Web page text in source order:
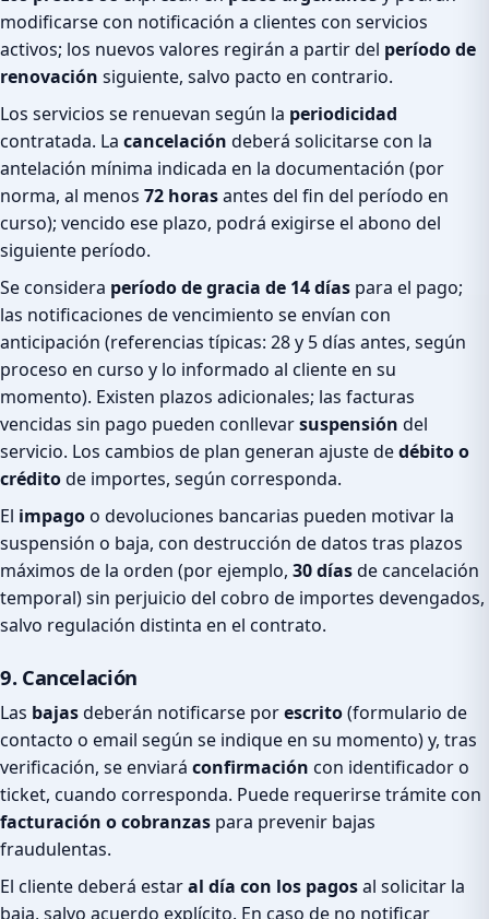
modificarse con notificación a clientes con servicios
activos; los nuevos valores regirán a partir del período de
renovación siguiente, salvo pacto en contrario.
Los servicios se renuevan según la periodicidad
contratada. La cancelación deberá solicitarse con la
antelación mínima indicada en la documentación (por
norma, al menos 72 horasantes del fin del período en
curso); vencido ese plazo, podrá exigirse el abono del
siguiente período.
Se considera período de gracia de 14 días para el pago;
las notificaciones de vencimiento se envían con
anticipación (referencias típicas: 28 y 5 días antes, según
proceso en curso y lo informado al cliente en su
momento). Existen plazos adicionales; las facturas
vencidas sin pago pueden conllevarsuspensión del
servicio. Los cambios de plan generan ajuste dedébito o
créditode importes, según corresponda.
El impagoo devoluciones bancarias pueden motivar la
suspensión o baja, con destrucción de datos tras plazos
máximos de la orden (por ejemplo, 30 díasde cancelación
temporal) sin perjuicio del cobro de importes devengados,
salvo regulación distinta en el contrato.
9. Cancelación
Las bajasdeberán notificarse porescrito(formulario de
contacto o email según se indique en su momento) y, tras
verificación, se enviará confirmación con identificador o
ticket, cuando corresponda. Puede requerirse trámite con
facturación o cobranzas para prevenir bajas
fraudulentas.
El cliente deberá estaral día con los pagosal solicitar la
baja, salvo acuerdo explícito. En caso de no notificar